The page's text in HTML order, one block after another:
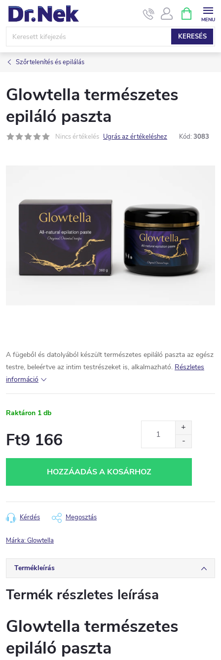
Ugrás
KERESÉS
KOSÁR
Szőrtelenítés és epilálás
Glowtella természetes
epiláló paszta
Nincs értékelés Ugrás az értékeléshez Kód: 3083
A fügeből és datolyából készült természetes epiláló paszta az egész
testre, beleértve az intim testrészeket is, alkalmazható. Részletes
információ
Raktáron 1 db
Ft9 166
HOZZÁADÁS A KOSÁRHOZ
Kérdés Megosztás
Márka:Glowtella
Termékleírás
Termék részletes leírása
Glowtella természetes
epiláló paszta